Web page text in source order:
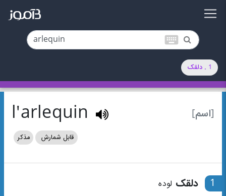
keyboard
1 . دلقک
[اسم] l'arlequin
قابل شمارش مذکر
1 دلقک لوده